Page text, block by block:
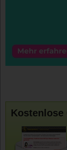
Kostenlose